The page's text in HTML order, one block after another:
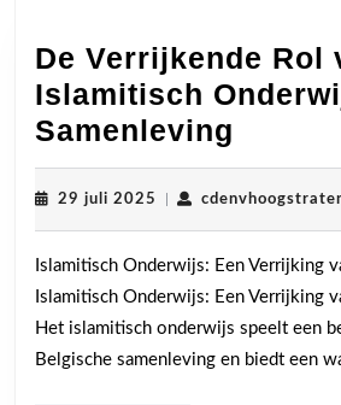
De Verrijkende Rol
Islamitisch
Samenleving
Rol
van
in
29 juli 2025 29
Islamitisch Onderwijs: Een Verrijking
Islamitisch Onderwijs: Een Verrijking
Het islamitisch onderwijs speelt een
Belgische samenleving en biedt een